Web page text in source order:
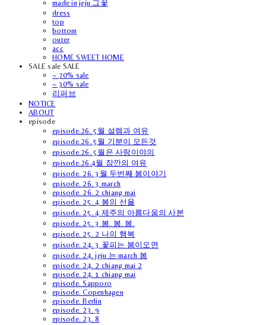
made in jeju 그꽃
dress
top
bottom
outer
acc
HOME SWEET HOME
SALE sale SALE
~ 70% sale
~ 30% sale
리퍼브
NOTICE
ABOUT
episode
episode.26. 5월 설렘과 여유
episode.26. 5월 기분이 모든것
episode.26. 5월은 사랑이야의
episode.26.4월 잠깐의 여유
episode. 26. 3월 두번째 봄이야기
episode. 26. 3 march
episode. 26. 2 chiang mai
episode. 25. 4 봄의 선율
episode. 25. 4 제주의 아름다움의 사본
episode. 25. 3 봄. 봄. 봄.
episode. 25. 2 나의 행복
episode. 24. 3 꽃피는 봄이오면
episode. 24. jeju 는 march 봄
episode. 24. 2 chiang mai 2
episode. 24. 1 chiang mai
episode. Sapporo
episode. Copenhagen
episode. Berlin
episode. 23. 9
episode. 23. 8